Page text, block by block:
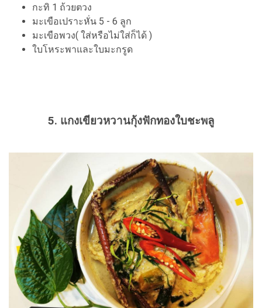
กะทิ 1 ถ้วยตวง
มะเขือเปราะหั่น 5 - 6 ลูก
มะเขือพวง( ใส่หรือไม่ใส่ก็ได้ )
ใบโหระพาและใบมะกรูด
5. แกงเขียวหวานกุ้งฟักทองใบชะพลู